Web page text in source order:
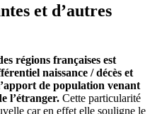
et d’autres
régions françaises est
naissance / décès et
de population venant
l’étranger. Cette particularité
car en effet elle souligne le